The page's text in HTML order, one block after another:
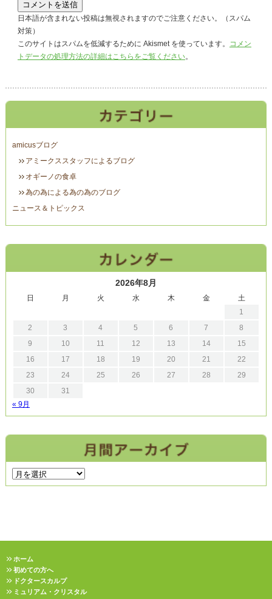
日本語が含まれない投稿は無視されますのでご注意ください。（スパム
対策）
このサイトはスパムを低減するために Akismet を使っています。 コメン
トデータの処理方法の詳細はこちらをご覧ください。
amicusブログ
アミークススタッフによるブログ
オギーノの食卓
為の為による為の為のブログ
ニュース＆トピックス
2026年8月
日 月 火 水 木 金
土
1
2
3 4 5 6 7
8
9
10 11 12 13 14
15
16
17 18 19 20 21
22
23
24 25 26 27 28
29
30
31
« 9月
ホーム
初めての方へ
ドクタースカルプ
ミュリアム・クリスタル